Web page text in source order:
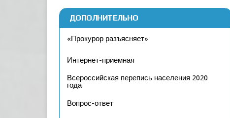
ДОПОЛНИТЕЛЬНО
«Прокурор разъясняет»
Интернет-приемная
Всероссийская перепись населения 2020
года
Вопрос-ответ